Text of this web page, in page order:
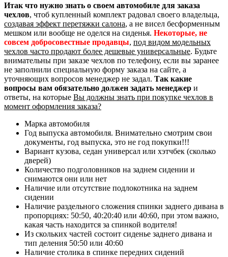
Итак что нужно знать о своем автомобиле для заказа
чехлов, чтоб купленный комплект радовал своего владельца,
создавая эффект перетяжки салона, а не висел бесформенным
мешком или вообще не оделся на сиденья. Некоторые, не
совсем добросовестные продавцы, под видом модельных
чехлов часто продают более дешевые универсальные. Будьте
внимательны при заказе чехлов по телефону, если вы заранее
не заполнили специальную форму заказа на сайте, а
уточняющих вопросов менеджер не задал. Так какие
вопросы вам обязательно должен задать менеджер и
ответы, на которые Вы должны знать при покупке чехлов в
момент оформления заказа?
Марка автомобиля
Год выпуска автомобиля. Внимательно смотрим свои
документы, год выпуска, это не год покупки!!!
Вариант кузова, седан универсал или хэтчбек (сколько
дверей)
Количество подголовников на заднем сидении и
снимаются они или нет
Наличие или отсутствие подлокотника на заднем
сидении
Наличие раздельного сложения спинки заднего дивана в
пропорциях: 50:50, 40:20:40 или 40:60, при этом важно,
какая часть находится за спинкой водителя!
Из скольких частей состоит сиденье заднего дивана и
тип деления 50:50 или 40:60
Наличие столика в спинке передних сидений